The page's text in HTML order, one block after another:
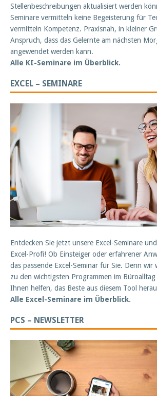
Stellenbeschreibungen aktualisiert werden
Seminare vermitteln keine Begeisterung für
vermitteln Kompetenz. Praxisnah, in kleiner
Anspruch, dass das Gelernte am nächsten
angewendet werden kann.
Alle KI-Seminare im Überblick.
EXCEL – SEMINARE
Entdecken Sie jetzt unsere Excel-Seminare
Excel-Profi! Ob Einsteiger oder erfahrener
das passende Excel-Seminar für Sie. Denn wir
zu den wichtigsten Programmen im
Ihnen helfen, das Beste aus diesem Tool
Alle Excel-Seminare im Überblick.
PCS – NEWSLETTER